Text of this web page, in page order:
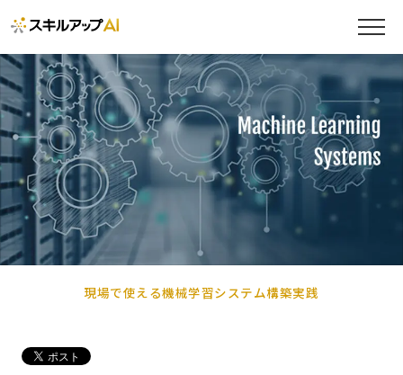
現場で使える機械学習システム構築実践